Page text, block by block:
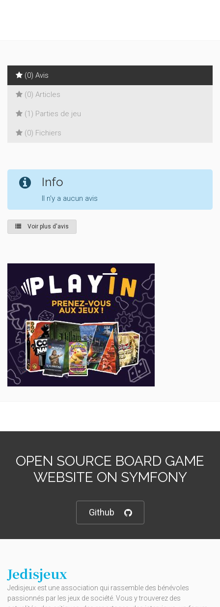
(0) Avis
(0) Articles
(1) Parties de jeu
(0) Fichiers
Info
Il n'y a aucun avis
Voir plus d'avis
OPEN SOURCE BOARD GAME
WEBSITE ON SYMFONY
Github
Jedisjeux
Jedisjeux est une association qui rassemble des bénévoles
passionnés par les jeux de société. Vous y trouverez des